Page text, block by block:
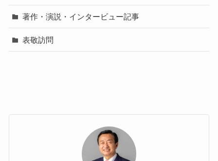
著作・演説・インタービュー記事
表敬訪問